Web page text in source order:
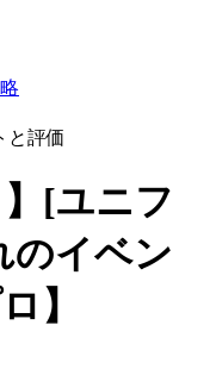
と評価
[ユニフ
のイベン
】